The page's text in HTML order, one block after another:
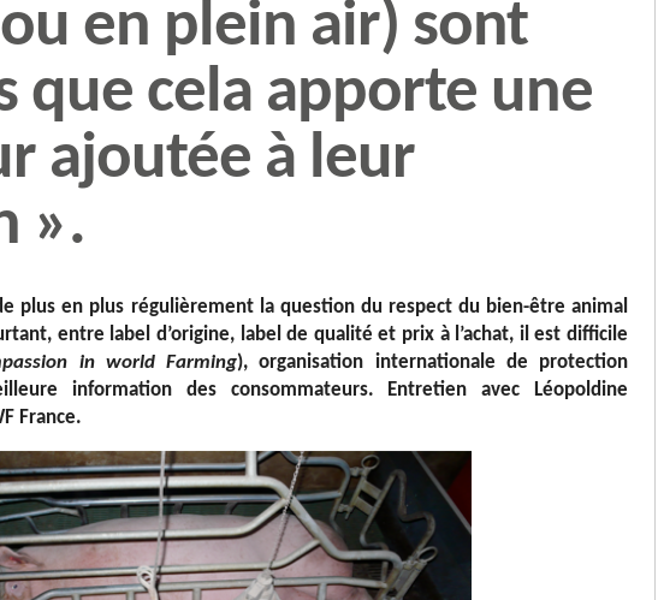
en plein air) sont
que cela apporte une
ajoutée à leur
».
plus en plus régulièrement la question du respect du bien-être animal
entre label d’origine, label de qualité et prix à l’achat, il est difficile
in world Farming), organisation internationale de protection
information des consommateurs. Entretien avec Léopoldine
France.